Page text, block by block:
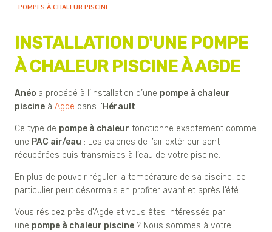
POMPES À CHALEUR PISCINE
INSTALLATION D'UNE POMPE
À CHALEUR PISCINE À AGDE
Anéo a procédé à l’installation d’une pompe à chaleur
piscine àAgde dans l’Hérault.
Ce type de pompe à chaleur fonctionne exactement comme
une PAC air/eau : Les calories de l’air extérieur sont
récupérées puis transmises à l’eau de votre piscine.
En plus de pouvoir réguler la température de sa piscine, ce
particulier peut désormais en profiter avant et après l’été.
Vous résidez près d'Agde et vous êtes intéressés par
une pompe à chaleur piscine ? Nous sommes à votre